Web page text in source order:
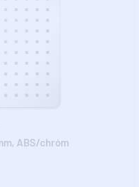
ABS/chróm